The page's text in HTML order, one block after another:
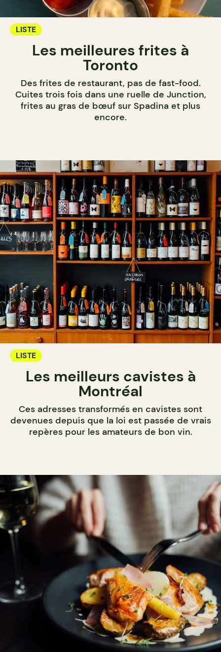
LISTE
Les meilleures frites à
Toronto
Des frites de restaurant, pas de fast-food.
Cuites trois fois dans une ruelle de Junction,
frites au gras de bœuf sur Spadina et plus
encore.
LISTE
Les meilleurs cavistes à
Montréal
Ces adresses transformés en cavistes sont
devenues depuis que la loi est passée de vrais
repères pour les amateurs de bon vin.